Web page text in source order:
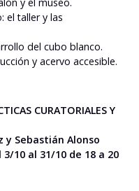
el taller y las
del cubo blanco.
y acervo accesible.
CURATORIALES Y
y Sebastián Alonso
10 al 31/10 de 18 a 20